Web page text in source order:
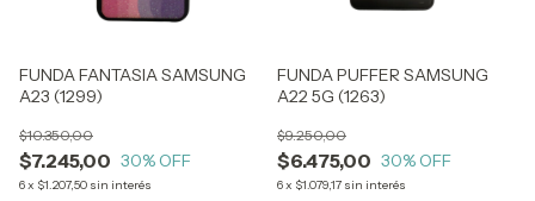
FUNDA FANTASIA SAMSUNG
A23 (1299)
$7.245,00
$10.350,00
30% OFF
6x $1.207,50 sin interés
FUNDA PUFFER SAMSUNG
A22 5G (1263)
$6.475,00
$9.250,00
30% OFF
6x $1.079,17 sin interés